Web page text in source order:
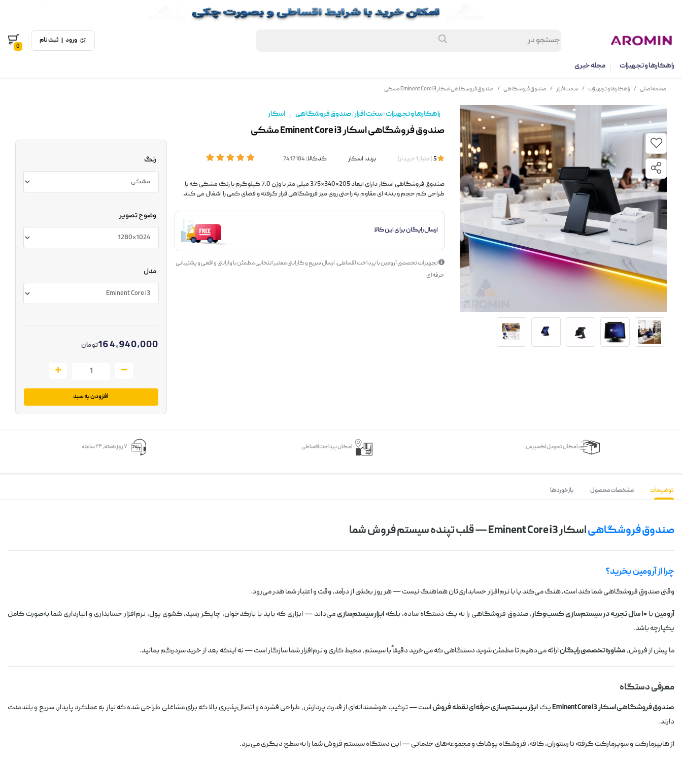
ورود | ثبت نام
0
راهکارها و تجهیزات مجله خبری
صفحه اصلی / راهکارها و تجهیزات / سخت افزار / صندوق فروشگاهی / صندوق فروشگاهی اسکار Eminent Core i3 مشکی
راهکارها و تجهیزات/سخت افزار/صندوق فروشگاهی / اسکار
صندوق فروشگاهی اسکار Eminent Core i3 مشکی
(امتیاز1خریدار) برند: اسکار کدکالا:
صندوق فروشگاهی اسکار دارای ابعاد 205×340×375 میلی متر با وزن 7.0 کیلوگرم با رنگ مشکی که با
طراحی کم حجم و بدنه ای مقاوم به راحتی روی میز فروشگاهی قرار گرفته و فضای کمی را اشغال می کند.
ارسال رایگان برای این کالا
تجهیزات تخصصی آرومین با پرداخت اقساطی، ارسال سریع و گارانتی معتبر انتخابی مطمئن با وارانتی واقعی و پشتیبانی
حرفه‌ای
رنگ
وضوح تصویر
مدل
164,940,000تومان
افزودن به سبد
اﻣﮑﺎن ﺗﺤﻮﯾﻞ اﮐﺴﭙﺮس امکان پرداخت اقساطی ۷ روز ﻫﻔﺘﻪ، ۲۴ ﺳﺎﻋﺘﻪ
توضیحات مشخصات محصول بازخوردها
صندوق فروشگاهیاسکار Eminent Core i3 — قلب تپنده سیستم فروش شما
چرا از آرومین بخرید؟
وقتی صندوق فروشگاهی شما کند است، هنگ می‌کند یا با نرم‌افزار حسابداری‌تان هماهنگ نیست — هر روز بخشی از درآمد، وقت و اعتبار شما هدر می‌رود.
آرومینبا ۱۰ سال تجربه در سیستم‌سازی کسب‌وکار ، صندوق فروشگاهی را نه یک دستگاه ساده، بلکه ابزار سیستم‌سازیمی‌داند — ابزاری که باید با بارکدخوان، چاپگر رسید، کشوی پول، نرم‌افزار حسابداری و انبارداری شما به‌صورت کامل
یکپارچه باشد.
ما پیش از فروش، مشاوره تخصصی رایگانارائه می‌دهیم تا مطمئن شوید دستگاهی که می‌خرید دقیقاً با سیستم، محیط کاری و نرم‌افزار شما سازگار است — نه اینکه بعد از خرید سردرگم بمانید.
معرفی دستگاه
صندوق فروشگاهی اسکار Eminent Core i3 یک ابزار سیستم‌سازی حرفه‌ای نقطه فروشاست — ترکیب هوشمندانه‌ای از قدرت پردازش، طراحی فشرده و اتصال‌پذیری بالا که برای مشاغلی طراحی شده که نیاز به عملکرد پایدار، سریع و بلندمدت
دارند.
از هایپرمارکت و سوپرمارکت گرفته تا رستوران، کافه، فروشگاه پوشاک و مجموعه‌های خدماتی — این دستگاه سیستم فروش شما را به سطح دیگری می‌برد.